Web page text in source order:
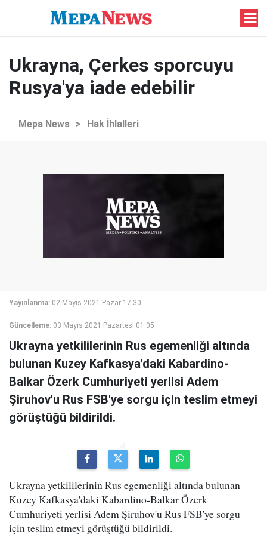
Ukrayna, Çerkes sporcuyu
Rusya'ya iade edebilir
Mepa News > Hak İhlalleri
Yayınlanma: 02 Mayıs 2021 Pazar 17:30
Güncelleme: 03 Mayıs 2021 Pazartesi 01:05
Ukrayna yetkililerinin Rus egemenliği altında
bulunan Kuzey Kafkasya'daki Kabardino-
Balkar Özerk Cumhuriyeti yerlisi Adem
Şiruhov'u Rus FSB'ye sorgu için teslim etmeyi
görüştüğü bildirildi.
Ukrayna yetkililerinin Rus egemenliği altında bulunan
Kuzey Kafkasya'daki Kabardino-Balkar Özerk
Cumhuriyeti yerlisi Adem Şiruhov'u Rus FSB'ye sorgu
için teslim etmeyi görüştüğü bildirildi.